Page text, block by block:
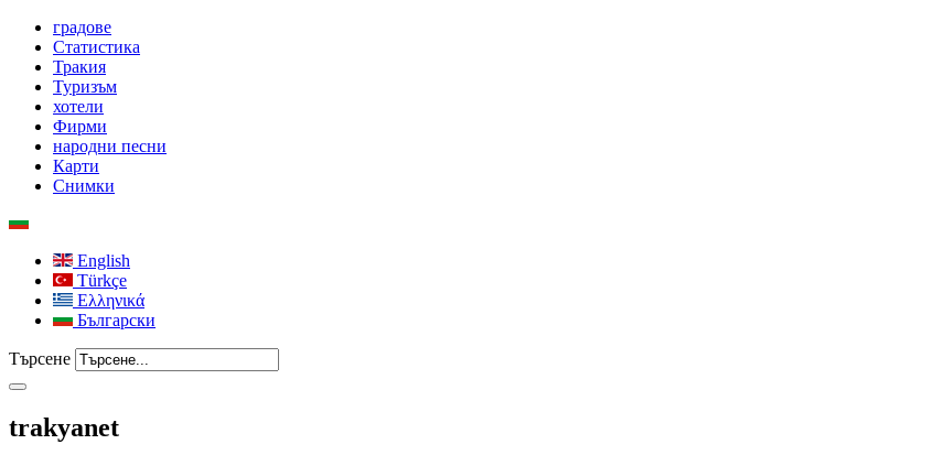
градове
Статистика
Тракия
Туризъм
хотели
Фирми
народни песни
Карти
Снимки
English
Türkçe
Ελληνικά
Български
Търсене
trakyanet